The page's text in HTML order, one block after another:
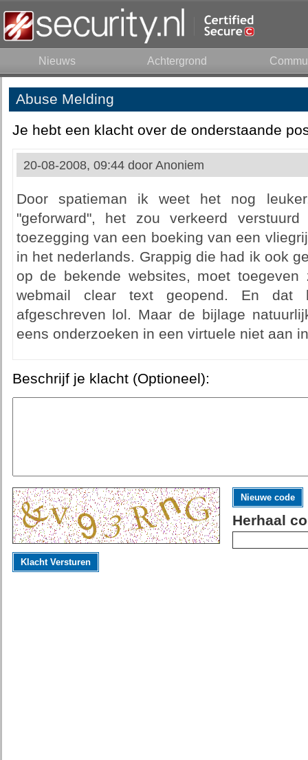
Nieuws Achtergrond
Abuse Melding
Je hebt een klacht over de onderstaande
20-08-2008, 09:44 door Anoniem
Door spatieman ik weet het nog
"geforward", het zou verkeerd
toezegging van een boeking van een
in het nederlands. Grappig die had ik ook
op de bekende websites, moet
webmail clear text geopend. En
afgeschreven lol. Maar de bijlage
eens onderzoeken in een virtuele niet aan
Beschrijf je klacht (Optioneel):
Nieuwe code
Herhaal
Klacht Versturen